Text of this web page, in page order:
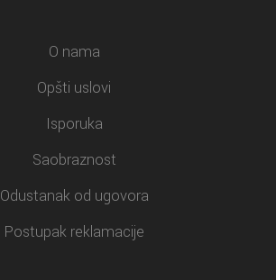
O nama
Opšti uslovi
Isporuka
Saobraznost
Odustanak od ugovora
Postupak reklamacije